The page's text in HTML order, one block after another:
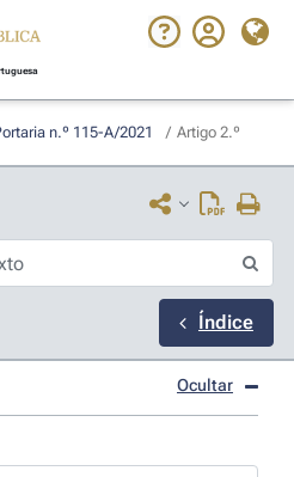
n.º 115-A/2021 / Artigo 2.º
Índice
Ocultar